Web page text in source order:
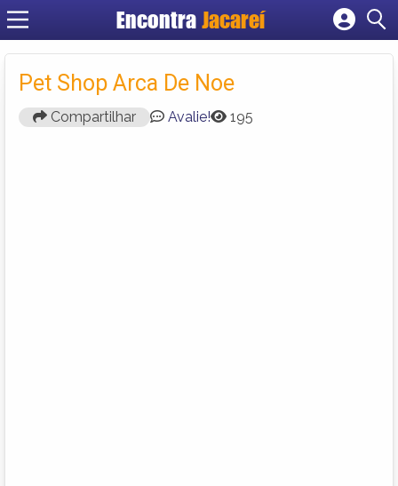
Encontra Jacareí
Cadastrar empresa
Criar conta
Pet Shop Arca De Noe
Compartilhar Avalie! 195